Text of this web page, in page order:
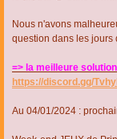
Nous n'avons
question dans les jours
=> la meilleure
https://discord.gg/
Au 04/01/2024 :